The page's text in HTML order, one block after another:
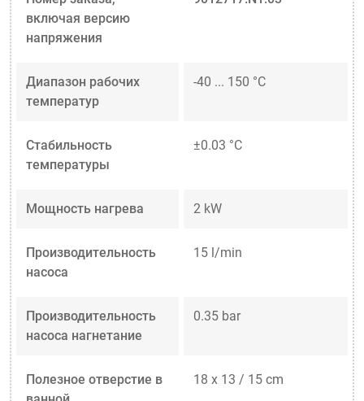
включая версию
напряжения
Диапазон рабочих
температур
-40 ... 150 °C
Стабильность
температуры
±0.03 °C
Мощность нагрева 2 kW
Производительность
насоса
15 l/min
Производительность
насоса нагнетание
0.35 bar
Полезное отверстие в
18 x 13 / 15 cm